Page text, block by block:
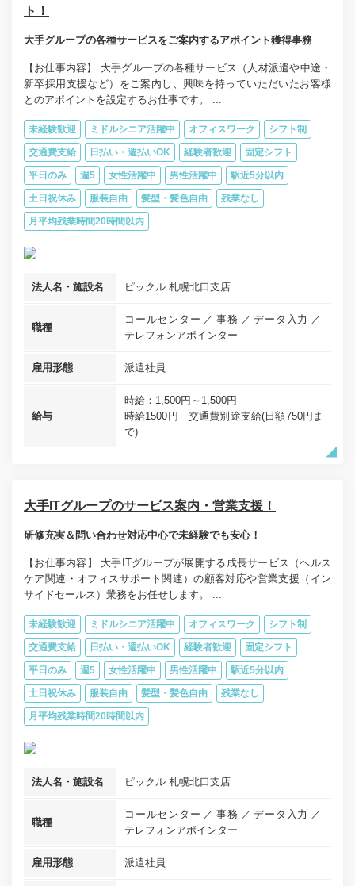
ト！
大手グループの各種サービスをご案内するアポイント獲得事務
【お仕事内容】 大手グループの各種サービス（人材派遣や中途・
新卒採用支援など）をご案内し、興味を持っていただいたお客様
とのアポイントを設定するお仕事です。 ...
未経験歓迎 ミドルシニア活躍中 オフィスワーク シフト制
交通費支給 日払い・週払いOK 経験者歓迎 固定シフト
平日のみ 週5 女性活躍中 男性活躍中 駅近5分以内
土日祝休み 服装自由 髪型・髪色自由 残業なし
月平均残業時間20時間以内
法人名・施設名 ピックル 札幌北口支店
職種
コールセンター 事務
データ入力
テレフォンアポインター
雇用形態 派遣社員
給与
時給：1,500円～1,500円
時給1500円 交通費別途支給(日額750円ま
で)
大手ITグループのサービス案内・営業支援！
研修充実＆問い合わせ対応中心で未経験でも安心！
【お仕事内容】 大手ITグループが展開する成長サービス（ヘルス
ケア関連・オフィスサポート関連）の顧客対応や営業支援（イン
サイドセールス）業務をお任せします。 ...
未経験歓迎 ミドルシニア活躍中 オフィスワーク シフト制
交通費支給 日払い・週払いOK 経験者歓迎 固定シフト
平日のみ 週5 女性活躍中 男性活躍中 駅近5分以内
土日祝休み 服装自由 髪型・髪色自由 残業なし
月平均残業時間20時間以内
法人名・施設名 ピックル 札幌北口支店
職種
コールセンター 事務
データ入力
テレフォンアポインター
雇用形態 派遣社員